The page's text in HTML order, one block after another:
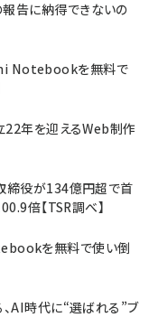
告に納得できないの
Notebookを無料で
22年を迎えるWeb制作
締役が134億円超で首
倍【TSR調べ】
を無料で使い倒
AI時代に“選ばれる”ブ